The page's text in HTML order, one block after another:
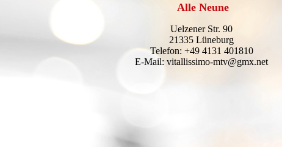
Alle Neune
Uelzener Str. 90
21335 Lüneburg
Telefon: +49 4131 401810
E-Mail: vitallissimo-mtv@gmx.net